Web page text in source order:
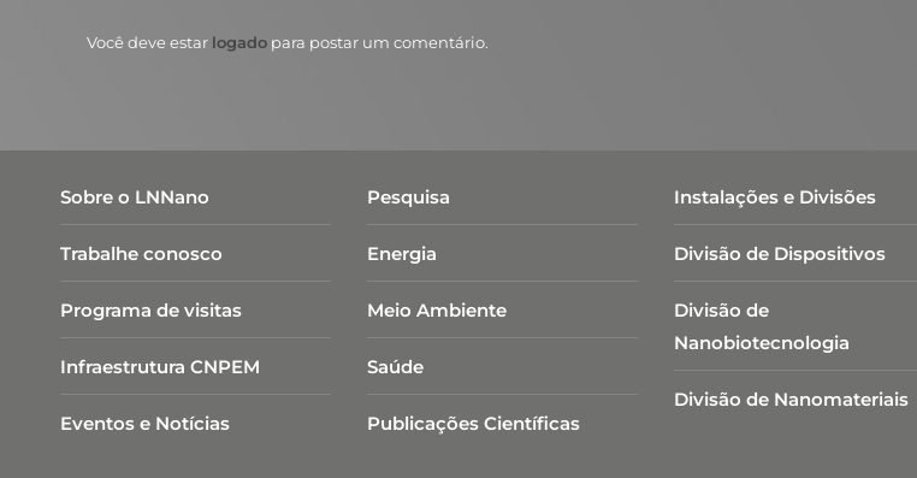
Você deve estar logado para postar um comentário.
Sobre o LNNano
Trabalhe conosco
Programa de visitas
Infraestrutura CNPEM
Eventos e Notícias
Pesquisa
Energia
Meio Ambiente
Saúde
Publicações Científicas
Instalações e Divisões
Divisão de Dispositivos
Divisão de
Nanobiotecnologia​
Divisão de Nanomateriais